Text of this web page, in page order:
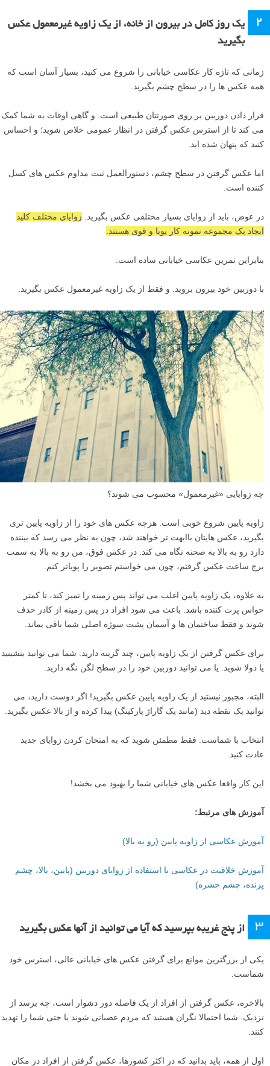
۲
یک روز کامل در بیرون از خانه، از یک زاویه غیرمعمول عکس
بگیرید
زمانی که تازه کار عکاسی خیابانی را شروع می کنید، بسیار آسان است که
همه عکس ها را در سطح چشم بگیرید.
قرار دادن دوربین بر روی صورتتان طبیعی است. و گاهی اوقات به شما کمک
می کند تا از استرس عکس گرفتن در انظار عمومی خلاص شوید؛ و احساس
کنید که پنهان شده اید.
اما عکس گرفتن در سطح چشم، دستورالعمل ثبت مداوم عکس های کسل
کننده است.
در عوض، باید از زوایای بسیار مختلفی عکس بگیرید. زوایای مختلف کلید
ایجاد یک مجموعه نمونه کار پویا و قوی هستند.
بنابراین تمرین عکاسی خیابانی ساده است:
با دوربین خود بیرون بروید. و فقط از یک زاویه غیرمعمول عکس بگیرید.
چه زوایایی «غیرمعمول» محسوب می شوند؟
زاویه پایین شروع خوبی است. هرچه عکس های خود را از زاویه پایین تری
بگیرید، عکس هایتان باابهت تر خواهند شد، چون به نظر می رسد که بیننده
دارد رو به بالا به صحنه نگاه می کند. در عکس فوق، من رو به بالا به سمت
برج ساعت عکس گرفتم، چون می خواستم تصویر را پویاتر کنم.
به علاوه، یک زاویه پایین اغلب می تواند پس زمینه را تمیز کند، تا کمتر
حواس پرت کننده باشد. باعث می شود افراد در پس زمینه از کادر حذف
شوند و فقط ساختمان ها و آسمان پشت سوژه اصلی شما باقی بماند.
برای عکس گرفتن از یک زاویه پایین، چند گزینه دارید. شما می توانید بنشینید
یا دولا شوید. یا می توانید دوربین خود را در سطح لگن نگه دارید.
البته، مجبور نیستید از یک زاویه پایین عکس بگیرید! اگر دوست دارید، می
توانید یک نقطه دید (مانند یک گاراژ پارکینگ) پیدا کرده و از بالا عکس بگیرید.
انتخاب با شماست. فقط مطمئن شوید که به امتحان کردن زوایای جدید
عادت کنید.
این کار واقعا عکس های خیابانی شما را بهبود می بخشد!
آموزش های مرتبط:
آموزش عکاسی از زاویه پایین (رو به بالا)
آموزش خلاقیت در عکاسی با استفاده از زوایای دوربین (پایین، بالا، چشم
پرنده، چشم حشره)
۳ از پنج غریبه بپرسید که آیا می توانید از آنها عکس بگیرید
یکی از بزرگترین موانع برای گرفتن عکس های خیابانی عالی، استرس خود
شماست.
بالاخره، عکس گرفتن از افراد از یک فاصله دور دشوار است، چه برسد از
نزدیک. شما احتمالا نگران هستید که مردم عصبانی شوند یا حتی شما را تهدید
کنند.
اول از همه، باید بدانید که در اکثر کشورها، عکس گرفتن از افراد در مکان